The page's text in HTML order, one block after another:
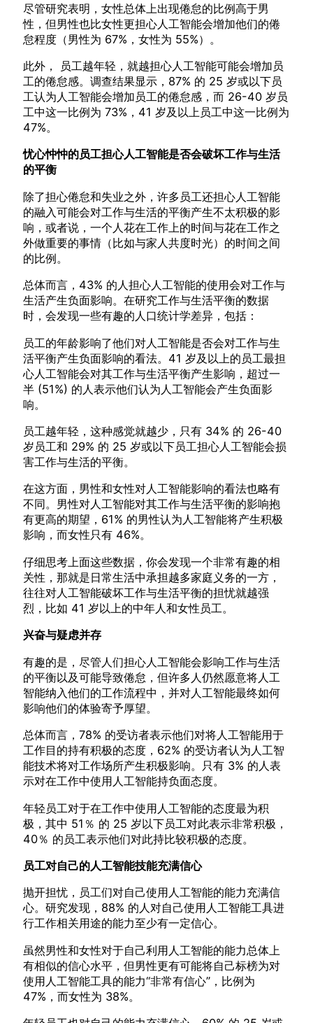
尽管研究表明，女性总体上出现倦怠的比例高于男
性，但男性也比女性更担心人工智能会增加他们的倦
怠程度（男性为 67%，女性为 55%）。
此外， 员工越年轻，就越担心人工智能可能会增加员
工的倦怠感。调查结果显示，87% 的 25 岁或以下员
工认为人工智能会增加员工的倦怠感，而 26-40 岁员
工中这一比例为 73%，41 岁及以上员工中这一比例为
47%。
忧心忡忡的员工担心人工智能是否会破坏工作与生活
的平衡
除了担心倦怠和失业之外，许多员工还担心人工智能
的融入可能会对工作与生活的平衡产生不太积极的影
响，或者说，一个人花在工作上的时间与花在工作之
外做重要的事情（比如与家人共度时光）的时间之间
的比例。
总体而言，43% 的人担心人工智能的使用会对工作与
生活产生负面影响。在研究工作与生活平衡的数据
时，会发现一些有趣的人口统计学差异，包括：
员工的年龄影响了他们对人工智能是否会对工作与生
活平衡产生负面影响的看法。41 岁及以上的员工最担
心人工智能会对其工作与生活平衡产生影响，超过一
半 (51%) 的人表示他们认为人工智能会产生负面影
响。
员工越年轻，这种感觉就越少，只有 34% 的 26-40
岁员工和 29% 的 25 岁或以下员工担心人工智能会损
害工作与生活的平衡。
在这方面，男性和女性对人工智能影响的看法也略有
不同。男性对人工智能对其工作与生活平衡的影响抱
有更高的期望，61% 的男性认为人工智能将产生积极
影响，而女性只有 46%。
仔细思考上面这些数据，你会发现一个非常有趣的相
关性，那就是日常生活中承担越多家庭义务的一方，
往往对人工智能破坏工作与生活平衡的担忧就越强
烈，比如 41 岁以上的中年人和女性员工。
兴奋与疑虑并存
有趣的是，尽管人们担心人工智能会影响工作与生活
的平衡以及可能导致倦怠，但许多人仍然愿意将人工
智能纳入他们的工作流程中，并对人工智能最终如何
影响他们的体验寄予厚望。
总体而言，78% 的受访者表示他们对将人工智能用于
工作目的持有积极的态度，62% 的受访者认为人工智
能技术将对工作场所产生积极影响。只有 3% 的人表
示对在工作中使用人工智能持负面态度。
年轻员工对于在工作中使用人工智能的态度最为积
极，其中 51％ 的 25 岁以下员工对此表示非常积极，
40％ 的员工表示他们对此持比较积极的态度。
员工对自己的人工智能技能充满信心
抛开担忧，员工们对自己使用人工智能的能力充满信
心。研究发现，88% 的人对自己使用人工智能工具进
行工作相关用途的能力至少有一定信心。
虽然男性和女性对于自己利用人工智能的能力总体上
有相似的信心水平，但男性更有可能将自己标榜为对
使用人工智能工具的能力“非常有信心”，比例为
47%，而女性为 38%。